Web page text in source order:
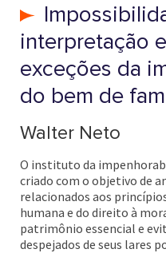
interpretação
exceções da
do bem de
Walter Neto
O instituto da
criado com o objetivo de
relacionados aos
humana e do direito à
patrimônio essencial e
despejados de seus lares